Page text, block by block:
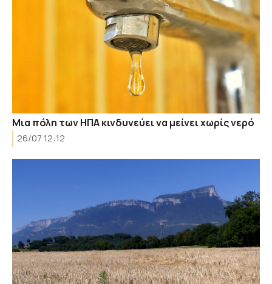
Μια πόλη των ΗΠΑ κινδυνεύει να μείνει χωρίς νερό
26/07 12:12